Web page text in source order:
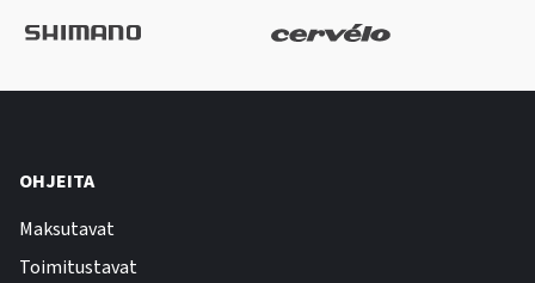
OHJEITA
Maksutavat
Toimitustavat